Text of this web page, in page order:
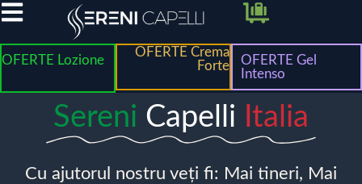
OFERTE Lozione
OFERTE Crema
Forte
OFERTE Gel
Intenso
Sereni Capelli Italia
Cu ajutorul nostru veți fi: Mai tineri, Mai